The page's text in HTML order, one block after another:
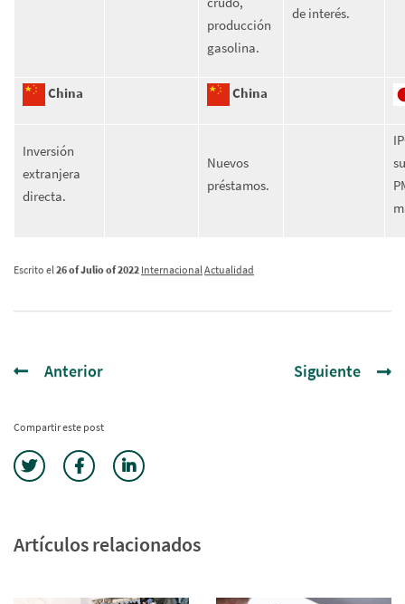
producción
gasolina.
de interés.
China China
Inversión
extranjera
directa.
Nuevos
préstamos.
Escrito el 26 of Julio of 2022 Internacional Actualidad
Anterior Siguiente
Compartir este post
Artículos relacionados